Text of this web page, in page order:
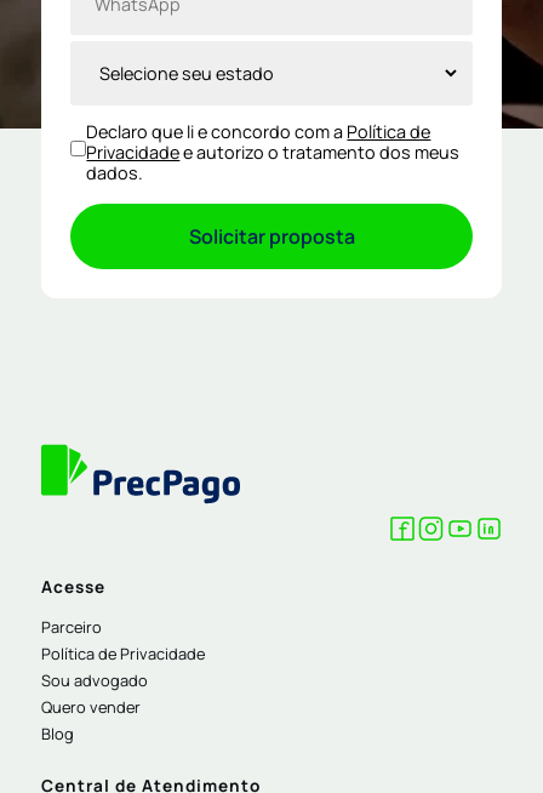
Declaro que li e concordo com a Política de
Privacidadee autorizo o tratamento dos meus
dados.
Solicitar proposta
Acesse
Parceiro
Política de Privacidade
Sou advogado
Quero vender
Blog
Central de Atendimento